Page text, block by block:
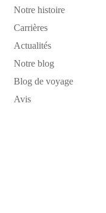
Notre histoire
Carrières
Actualités
Notre blog
Blog de voyage
Avis